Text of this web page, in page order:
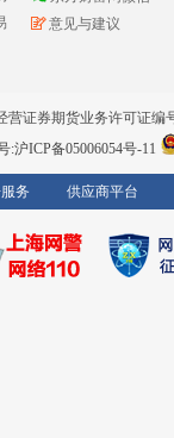
意见与建议
证券期货业务许可证编
:沪ICP备05006054号-11
务 供应商平台